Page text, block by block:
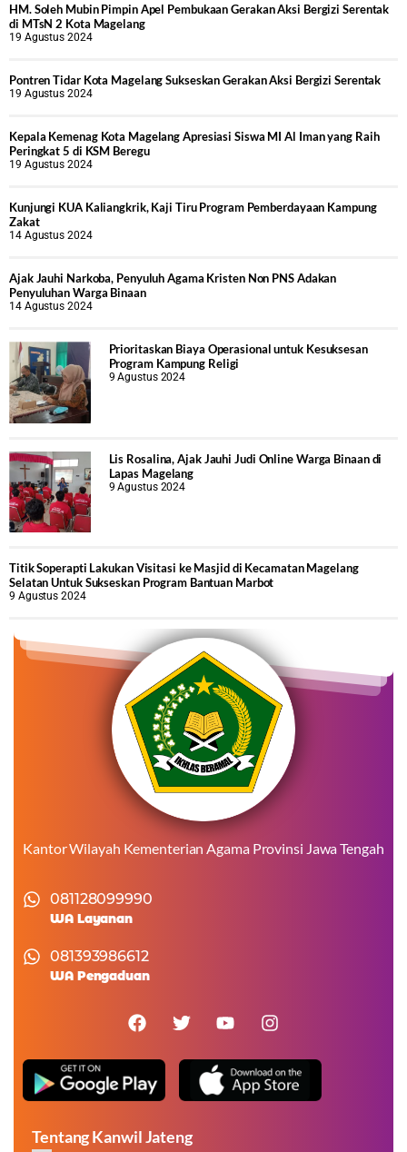
HM. Soleh Mubin Pimpin Apel Pembukaan Gerakan Aksi Bergizi Serentak
di MTsN 2 Kota Magelang
19 Agustus 2024
Pontren Tidar Kota Magelang Sukseskan Gerakan Aksi Bergizi Serentak
19 Agustus 2024
Kepala Kemenag Kota Magelang Apresiasi Siswa MI Al Iman yang Raih
Peringkat 5 di KSM Beregu
19 Agustus 2024
Kunjungi KUA Kaliangkrik, Kaji Tiru Program Pemberdayaan Kampung
Zakat
14 Agustus 2024
Ajak Jauhi Narkoba, Penyuluh Agama Kristen Non PNS Adakan
Penyuluhan Warga Binaan
14 Agustus 2024
Prioritaskan Biaya Operasional untuk Kesuksesan
Program Kampung Religi
9 Agustus 2024
Lis Rosalina, Ajak Jauhi Judi Online Warga Binaan di
Lapas Magelang
9 Agustus 2024
Titik Soperapti Lakukan Visitasi ke Masjid di Kecamatan Magelang
Selatan Untuk Sukseskan Program Bantuan Marbot
9 Agustus 2024
Kantor Wilayah Kementerian Agama Provinsi Jawa Tengah
081128099990
WA Layanan
081393986612
WA Pengaduan
Tentang Kanwil Jateng